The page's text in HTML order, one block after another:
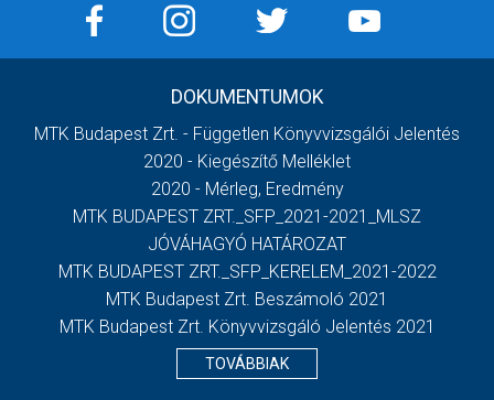
DOKUMENTUMOK
MTK Budapest Zrt. - Független Könyvvizsgálói Jelentés
2020 - Kiegészítő Melléklet
2020 - Mérleg, Eredmény
MTK BUDAPEST ZRT._SFP_2021-2021_MLSZ
JÓVÁHAGYÓ HATÁROZAT
MTK BUDAPEST ZRT._SFP_KERELEM_2021-2022
MTK Budapest Zrt. Beszámoló 2021
MTK Budapest Zrt. Könyvvizsgáló Jelentés 2021
TOVÁBBIAK